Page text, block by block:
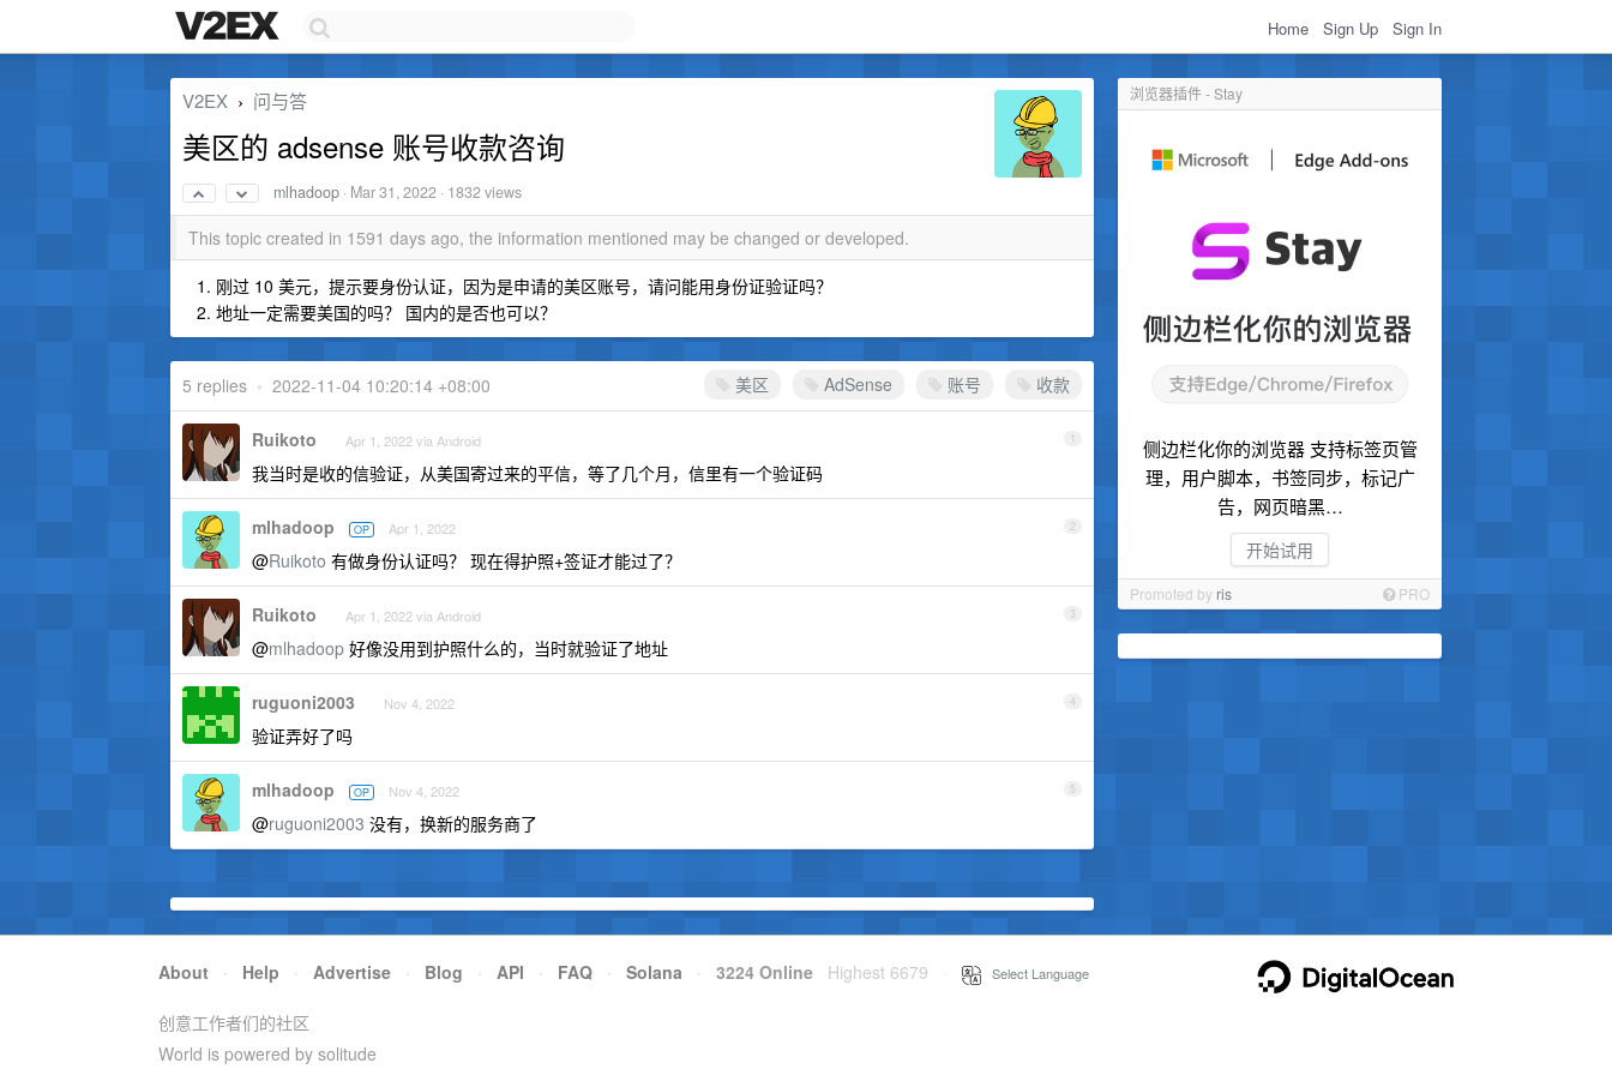
Home Sign Up Sign In
浏览器插件 - Stay
侧边栏化你的浏览器 支持标签页管
理，用户脚本，书签同步，标记广
告，网页暗黑…
开始试用
Promoted by ris PRO
V2EX › 问与答
美区的 adsense 账号收款咨询
mlhadoop · Mar 31, 2022 · 1832 views
This topic created in 1591 days ago, the information mentioned may be changed or developed.
刚过 10 美元，提示要身份认证，因为是申请的美区账号，请问能用身份证验证吗？
地址一定需要美国的吗？ 国内的是否也可以？
美区 AdSense 账号 收款
5 replies • 2022-11-04 10:20:14 +08:00
1
Ruikoto Apr 1, 2022 via Android
我当时是收的信验证，从美国寄过来的平信，等了几个月，信里有一个验证码
2
mlhadoop OP Apr 1, 2022
@Ruikoto 有做身份认证吗？ 现在得护照+签证才能过了？
3
Ruikoto Apr 1, 2022 via Android
@mlhadoop 好像没用到护照什么的，当时就验证了地址
4
ruguoni2003 Nov 4, 2022
验证弄好了吗
5
mlhadoop OP Nov 4, 2022
@ruguoni2003 没有，换新的服务商了
About · Help · Advertise · Blog · API · FAQ · Solana · 3224 Online Highest 6679 Select Language
创意工作者们的社区
World is powered by solitude